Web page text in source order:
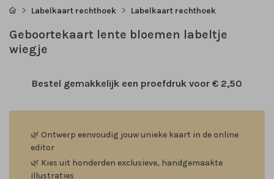
Labelkaart rechthoek Labelkaart rechthoek
Geboortekaart lente bloemen labeltje
wiegje
Bestel gemakkelijk een proefdruk voor € 2,50
🌿 Ontwerp eenvoudig jouw unieke kaart in de online
editor
🌿 Kies uit honderden exclusieve, handgemaakte
illustraties